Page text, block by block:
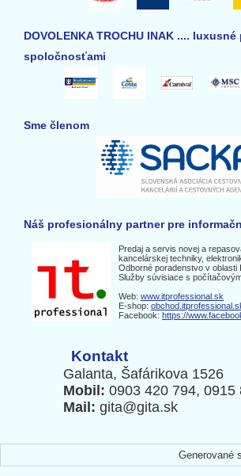
DOVOLENKA TROCHU INAK ....
spoločnosťami
Sme členom
Náš profesionálny partner pre
Predaj a servis novej a
kancelárskej techniky,
Odborné poradenstvo v oblasti
Služby súvisiace s
Web: www.itprofessional.sk
E-shop:
Facebook: https://
Kontakt
Galanta, Šafárikova 1526
Mobil: 0903 420 794, 0915
Mail: gita@gita.sk
Generované